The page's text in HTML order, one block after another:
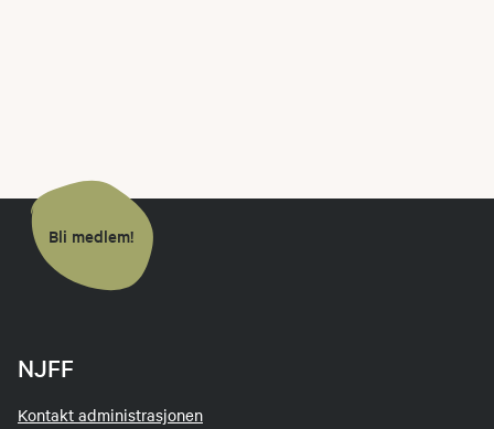
Bli medlem!
NJFF
Kontakt administrasjonen